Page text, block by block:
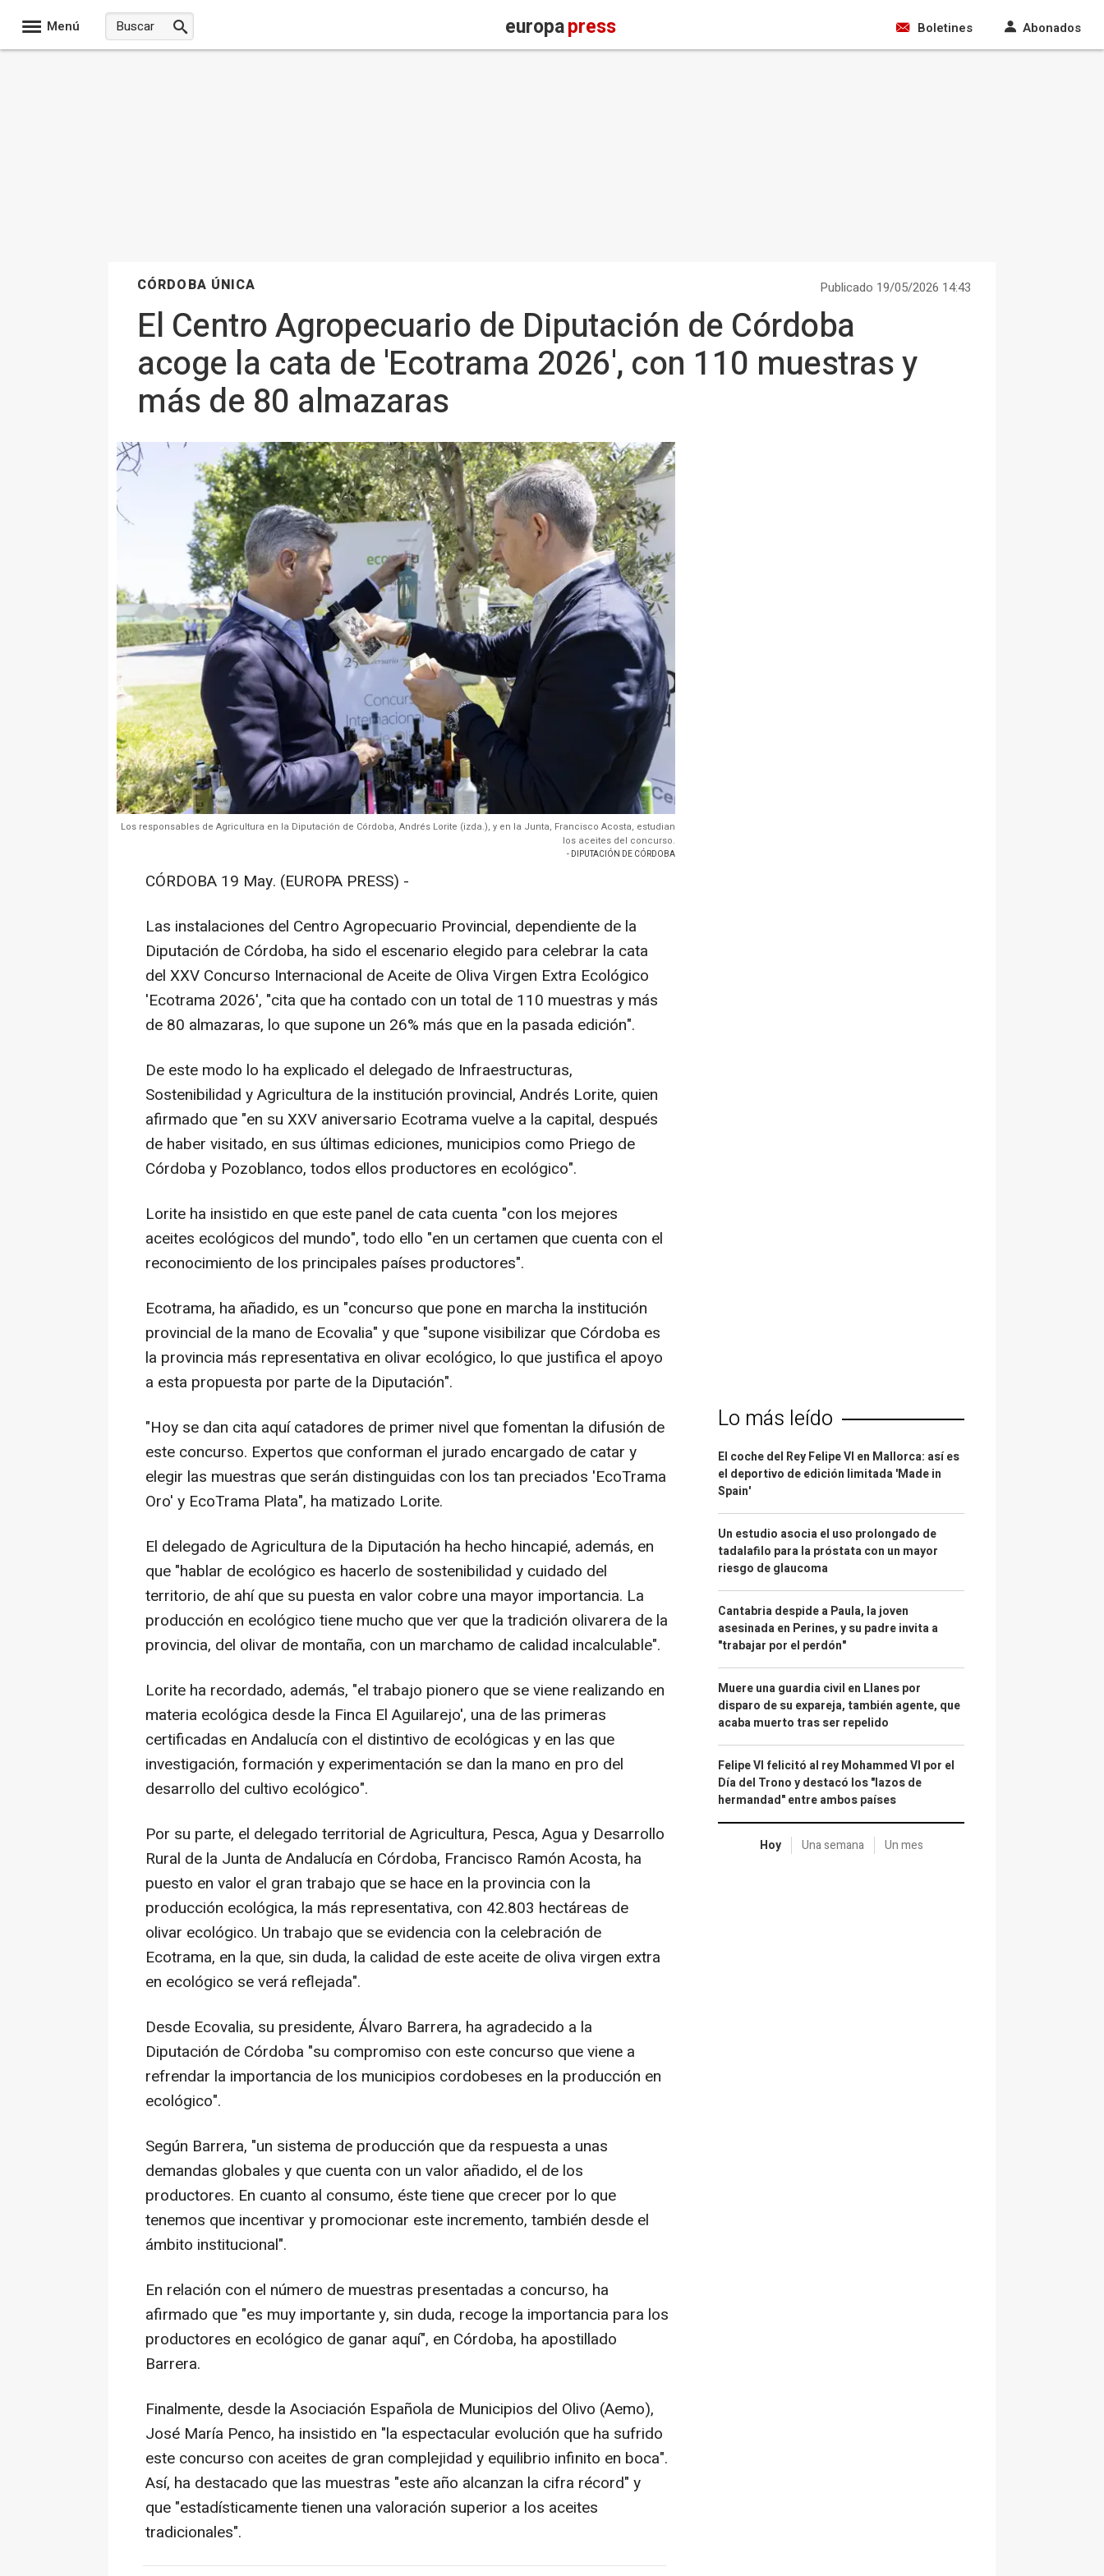
Menú europapress Boletines Abonados
CÓRDOBA ÚNICA Publicado 19/05/2026 14:43
El Centro Agropecuario de Diputación de Córdoba
acoge la cata de 'Ecotrama 2026', con 110 muestras y
más de 80 almazaras
Los responsables de Agricultura en la Diputación de Córdoba, Andrés Lorite (izda.), y en la Junta, Francisco Acosta, estudian
los aceites del concurso.
- DIPUTACIÓN DE CÓRDOBA
CÓRDOBA 19 May. (EUROPA PRESS) -
Las instalaciones del Centro Agropecuario Provincial, dependiente de la
Diputación de Córdoba, ha sido el escenario elegido para celebrar la cata
del XXV Concurso Internacional de Aceite de Oliva Virgen Extra Ecológico
'Ecotrama 2026', "cita que ha contado con un total de 110 muestras y más
de 80 almazaras, lo que supone un 26% más que en la pasada edición".
De este modo lo ha explicado el delegado de Infraestructuras,
Sostenibilidad y Agricultura de la institución provincial, Andrés Lorite, quien
afirmado que "en su XXV aniversario Ecotrama vuelve a la capital, después
de haber visitado, en sus últimas ediciones, municipios como Priego de
Córdoba y Pozoblanco, todos ellos productores en ecológico".
Lorite ha insistido en que este panel de cata cuenta "con los mejores
aceites ecológicos del mundo", todo ello "en un certamen que cuenta con el
reconocimiento de los principales países productores".
Ecotrama, ha añadido, es un "concurso que pone en marcha la institución
provincial de la mano de Ecovalia" y que "supone visibilizar que Córdoba es
la provincia más representativa en olivar ecológico, lo que justifica el apoyo
a esta propuesta por parte de la Diputación".
"Hoy se dan cita aquí catadores de primer nivel que fomentan la difusión de
este concurso. Expertos que conforman el jurado encargado de catar y
elegir las muestras que serán distinguidas con los tan preciados 'EcoTrama
Oro' y EcoTrama Plata", ha matizado Lorite.
El delegado de Agricultura de la Diputación ha hecho hincapié, además, en
que "hablar de ecológico es hacerlo de sostenibilidad y cuidado del
territorio, de ahí que su puesta en valor cobre una mayor importancia. La
producción en ecológico tiene mucho que ver que la tradición olivarera de la
provincia, del olivar de montaña, con un marchamo de calidad incalculable".
Lorite ha recordado, además, "el trabajo pionero que se viene realizando en
materia ecológica desde la Finca El Aguilarejo', una de las primeras
certificadas en Andalucía con el distintivo de ecológicas y en las que
investigación, formación y experimentación se dan la mano en pro del
desarrollo del cultivo ecológico".
Por su parte, el delegado territorial de Agricultura, Pesca, Agua y Desarrollo
Rural de la Junta de Andalucía en Córdoba, Francisco Ramón Acosta, ha
puesto en valor el gran trabajo que se hace en la provincia con la
producción ecológica, la más representativa, con 42.803 hectáreas de
olivar ecológico. Un trabajo que se evidencia con la celebración de
Ecotrama, en la que, sin duda, la calidad de este aceite de oliva virgen extra
en ecológico se verá reflejada".
Desde Ecovalia, su presidente, Álvaro Barrera, ha agradecido a la
Diputación de Córdoba "su compromiso con este concurso que viene a
refrendar la importancia de los municipios cordobeses en la producción en
ecológico".
Según Barrera, "un sistema de producción que da respuesta a unas
demandas globales y que cuenta con un valor añadido, el de los
productores. En cuanto al consumo, éste tiene que crecer por lo que
tenemos que incentivar y promocionar este incremento, también desde el
ámbito institucional".
En relación con el número de muestras presentadas a concurso, ha
afirmado que "es muy importante y, sin duda, recoge la importancia para los
productores en ecológico de ganar aquí", en Córdoba, ha apostillado
Barrera.
Finalmente, desde la Asociación Española de Municipios del Olivo (Aemo),
José María Penco, ha insistido en "la espectacular evolución que ha sufrido
este concurso con aceites de gran complejidad y equilibrio infinito en boca".
Así, ha destacado que las muestras "este año alcanzan la cifra récord" y
que "estadísticamente tienen una valoración superior a los aceites
tradicionales".
Lo más leído
El coche del Rey Felipe VI en Mallorca: así es
el deportivo de edición limitada 'Made in
Spain'
Un estudio asocia el uso prolongado de
tadalafilo para la próstata con un mayor
riesgo de glaucoma
Cantabria despide a Paula, la joven
asesinada en Perines, y su padre invita a
"trabajar por el perdón"
Muere una guardia civil en Llanes por
disparo de su expareja, también agente, que
acaba muerto tras ser repelido
Felipe VI felicitó al rey Mohammed VI por el
Día del Trono y destacó los "lazos de
hermandad" entre ambos países
Hoy Una semana Un mes